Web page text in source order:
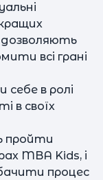
дозволяють
всі грані
в ролі
в своїх
пройти
MBA Kids, і
процес